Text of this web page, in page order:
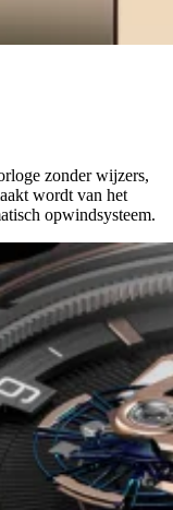
zonder wijzers,
wordt van het
opwindsysteem.